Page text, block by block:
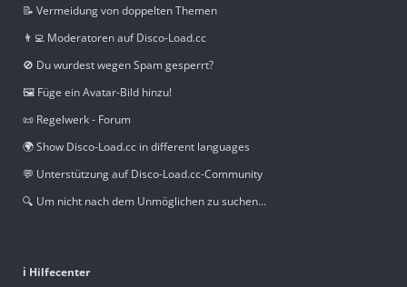
📝 Vermeidung von doppelten Themen
👨‍💻 Moderatoren auf Disco-Load.cc
🚫 Du wurdest wegen Spam gesperrt?
🖼️ Füge ein Avatar-Bild hinzu!
📜 Regelwerk - Forum
🌍 Show Disco-Load.cc in different languages
💬 Unterstützung auf Disco-Load.cc-Community
🔍 Um nicht nach dem Unmöglichen zu suchen...
ℹ️ Hilfecenter